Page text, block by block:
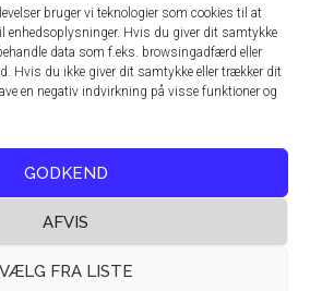
bruger vi teknologier som cookies til at
enhedsoplysninger. Hvis du giver dit samtykke
data som f.eks. browsingadfærd eller
Hvis du ikke giver dit samtykke eller trækker dit
en negativ indvirkning på visse funktioner og
GODKEND
AFVIS
VÆLG FRA LISTE
DK - 2600 Glostrup
www.techmedia.dk
+45 43 24 26 28
info@techmedia.dk